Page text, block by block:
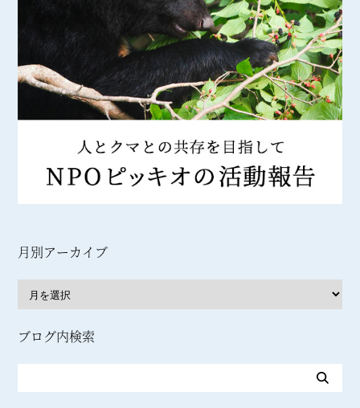
月別アーカイブ
ブログ内検索